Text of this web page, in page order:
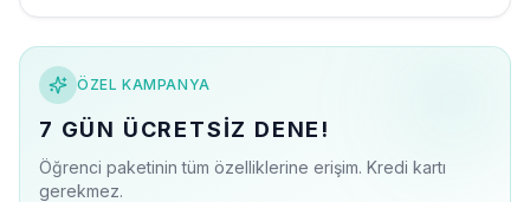
ÖZEL KAMPANYA
7 GÜN ÜCRETSIZ DENE!
Öğrenci paketinin tüm özelliklerine erişim. Kredi kartı
gerekmez.